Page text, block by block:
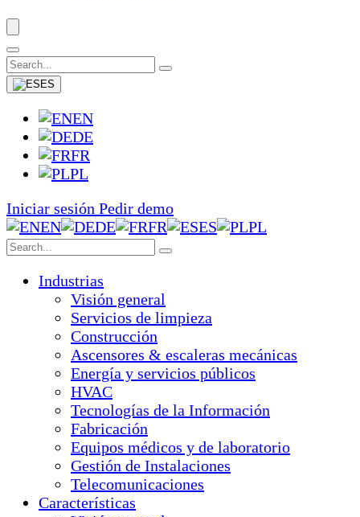
ES
EN
DE
FR
PL
Iniciar sesión Pedir demo
EN
DE FR ES PL
Industrias
Visión general
Servicios de limpieza
Construcción
Ascensores & escaleras mecánicas
Energía y servicios públicos
HVAC
Tecnologías de la Información
Fabricación
Equipos médicos y de laboratorio
Gestión de Instalaciones
Telecomunicaciones
Características